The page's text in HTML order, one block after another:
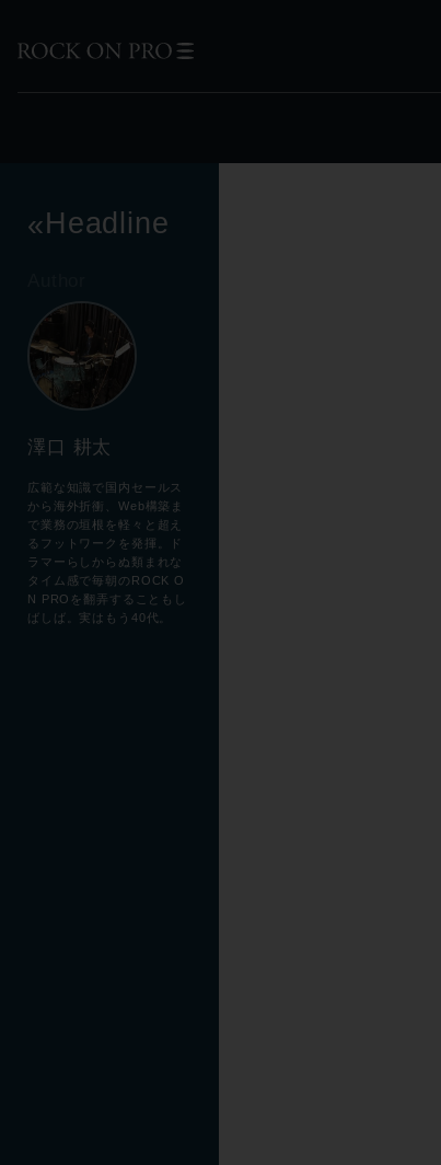
«Headline
澤口 耕太
広範な知識で国内セールス
から海外折衝、Web構築ま
で業務の垣根を軽々と超え
るフットワークを発揮。ド
ラマーらしからぬ類まれな
タイム感で毎朝のROCK O
N PROを翻弄することもし
ばしば。実はもう40代。